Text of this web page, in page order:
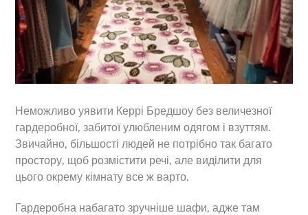
Неможливо уявити Керрі Бредшоу без величезної
гардеробної, забитої улюбленим одягом і взуттям.
Звичайно, більшості людей не потрібно так багато
простору, щоб розмістити речі, але виділити для
цього окрему кімнату все ж варто.
Гардеробна набагато зручніше шафи, адже там